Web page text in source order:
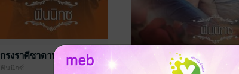
กรงราคีซาตาน
ฟินนิกซ์
กรงราคีซาตาน(ปรเมศวร์)